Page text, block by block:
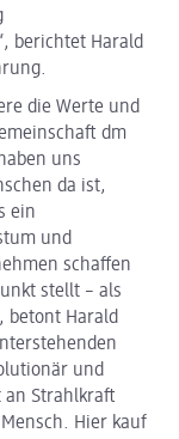
berichtet Harald
die Werte und
dm
uns
da ist,
ein
und
schaffen
stellt – als
betont Harald
und
an Strahlkraft
Hier kauf